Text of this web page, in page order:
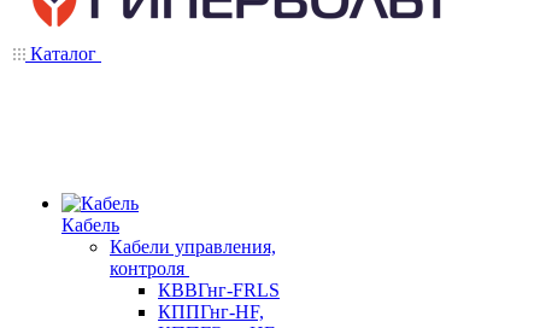
Каталог
Кабель
Кабели управления,
контроля
КВВГнг-FRLS
КППГнг-HF,